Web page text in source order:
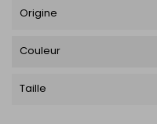
Origine
Couleur
Taille